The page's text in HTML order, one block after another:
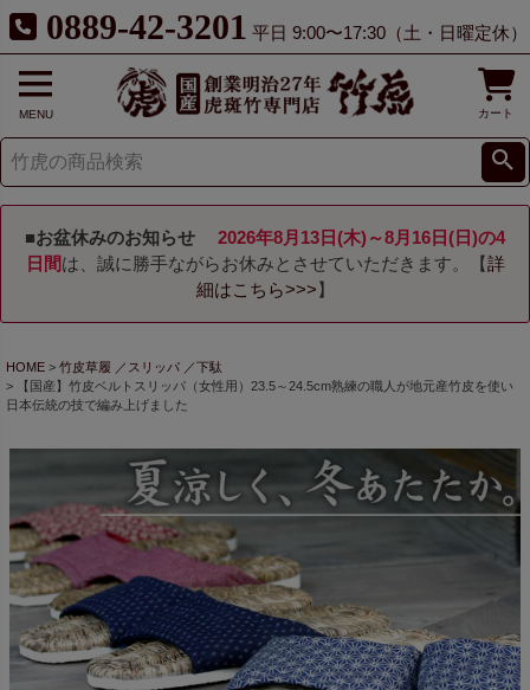
0889-42-3201 平日 9:00〜17:30（土・日曜定休）
MENU カート
■お盆休みのお知らせ
2026年8月13日(木)～8月16日(日)の4
日間は、誠に勝手ながらお休みとさせていただきます。【詳
細はこちら>>> 】
HOME
竹皮草履 ／スリッパ ／下駄
【国産】竹皮ベルトスリッパ（女性用）23.5～24.5cm熟練の職人が地元産竹皮を使い
日本伝統の技で編み上げました